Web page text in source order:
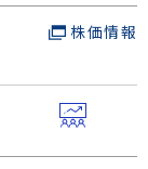
株価情報